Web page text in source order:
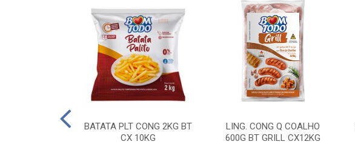
BATATA PLT CONG 2KG BT
CX 10KG
LING. CONG Q COALHO
600G BT GRILL CX12KG